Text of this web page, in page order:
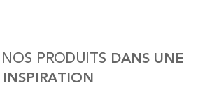
PRODUITS DANS UNE
INSPIRATION